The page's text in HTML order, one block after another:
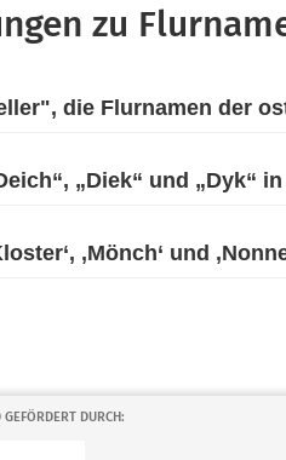
zu
die Flurnamen der
„Diek“ und „Dyk“
‚Mönch‘ und
DURCH: